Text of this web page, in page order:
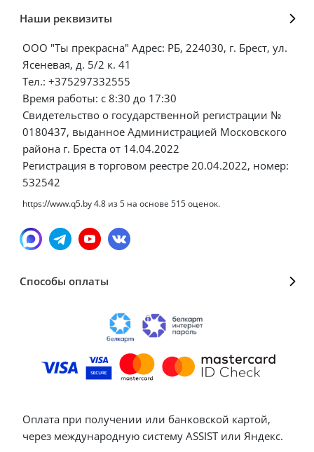
Наши реквизиты
ООО "Ты прекрасна" Адрес: РБ, 224030, г. Брест, ул.
Ясеневая, д. 5/2 к. 41
Тел.: +375297332555
Время работы: с 8:30 до 17:30
Свидетельство о государственной регистрации №
0180437, выданное Администрацией Московского
района г. Бреста от 14.04.2022
Регистрация в торговом реестре 20.04.2022, номер:
532542
https://www.q5.by4.8 из5 на основе 515оценок.
Способы оплаты
Оплата при получении или банковской картой,
через международную систему ASSIST или Яндекс.